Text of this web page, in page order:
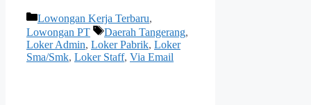
Kategori
Lowongan Kerja Terbaru,
Lowongan PT
Tag
Daerah Tangerang,
Loker Admin, Loker Pabrik, Loker
Sma/Smk, Loker Staff, Via Email